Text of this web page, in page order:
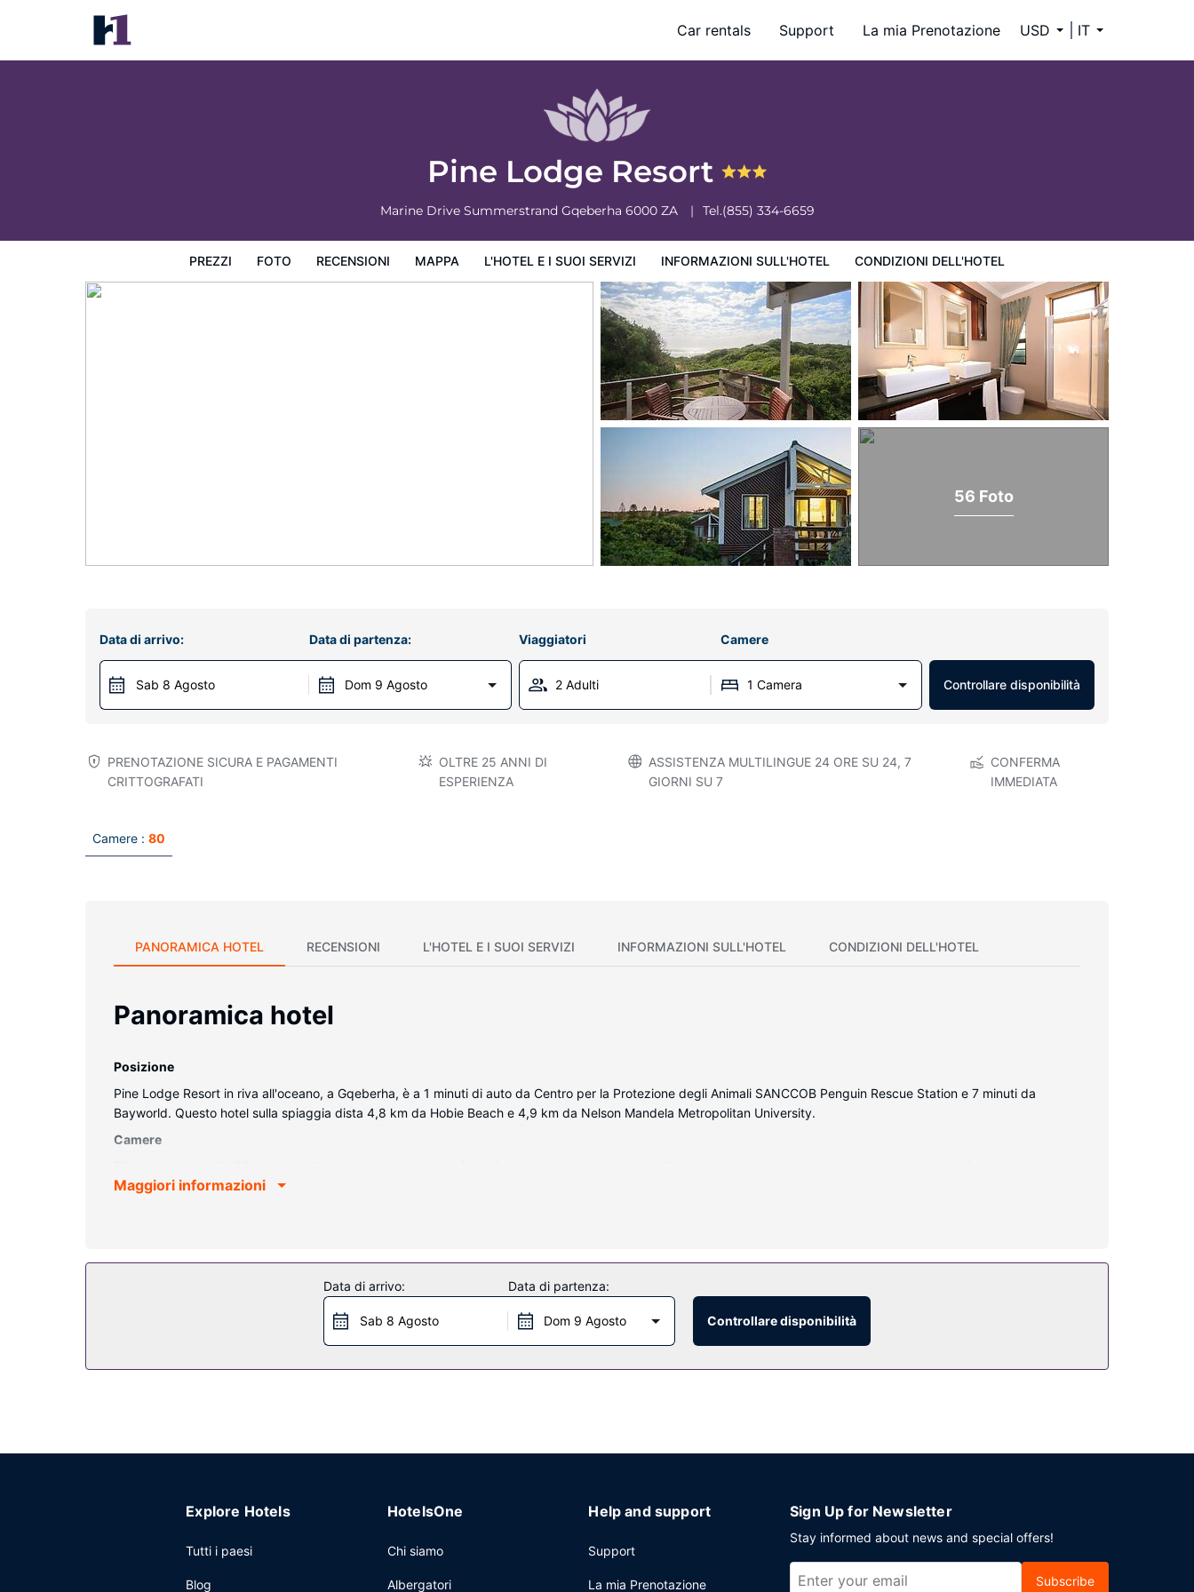
Car rentals Support La mia Prenotazione USD IT
Pine Lodge Resort
Marine Drive Summerstrand Gqeberha 6000 ZA Tel.(855) 334-6659
PREZZI FOTO RECENSIONI MAPPA L'HOTEL E I SUOI SERVIZI INFORMAZIONI SULL'HOTEL CONDIZIONI DELL'HOTEL
Pine Lodge Resort
Prezzi Condizioni dell'hotel
56 Foto
Data di arrivo:
Sab 8 Agosto
Data di partenza:
Dom 9 Agosto
Viaggiatori Camere
2 Adulti 1 Camera Controllare disponibilità
PRENOTAZIONE SICURA E PAGAMENTI
CRITTOGRAFATI
OLTRE 25 ANNI DI
ESPERIENZA
ASSISTENZA MULTILINGUE 24 ORE SU 24, 7
GIORNI SU 7
CONFERMA
IMMEDIATA
Camere : 80
PANORAMICA HOTEL RECENSIONI L'HOTEL E I SUOI SERVIZI INFORMAZIONI SULL'HOTEL CONDIZIONI DELL'HOTEL
Panoramica hotel
Posizione
Pine Lodge Resort in riva all'oceano, a Gqeberha, è a 1 minuti di auto da Centro per la Protezione degli Animali SANCCOB Penguin Rescue Station e 7 minuti da
Bayworld. Questo hotel sulla spiaggia dista 4,8 km da Hobie Beach e 4,9 km da Nelson Mandela Metropolitan University.
Camere
casseforti e bollitori elettrici, mentre le pulizie sono eseguite tutti i giorni.
Un hotel dispone di un ristorante che offre prelibati piatti, nonché di un'ampia scelta di snack al bar/caffetteria. Concludi la giornata in bellezza con il tuo drink
preferito! Presso questa struttura troverai un bar/lounge davvero fantastico. La colazione a buffet è disponibile pagando un supplemento.
Maggiori informazioni
Data di arrivo:
Sab 8 Agosto
Data di partenza:
Dom 9 Agosto Controllare disponibilità
Explore Hotels
Tutti i paesi
Blog
HotelsOne
Chi siamo
Albergatori
Help and support
Support
La mia Prenotazione
Sign Up for Newsletter
Stay informed about news and special offers!
Subscribe